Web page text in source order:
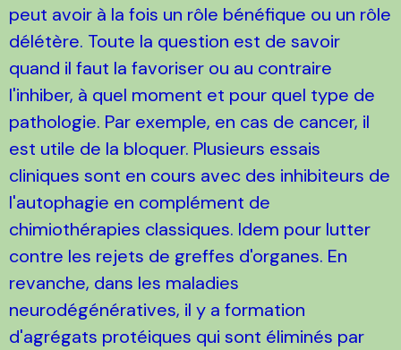
peut avoir à la fois un rôle bénéfique ou un rôle
délétère. Toute la question est de savoir
quand il faut la favoriser ou au contraire
l'inhiber, à quel moment et pour quel type de
pathologie. Par exemple, en cas de cancer, il
est utile de la bloquer. Plusieurs essais
cliniques sont en cours avec des inhibiteurs de
l'autophagie en complément de
chimiothérapies classiques. Idem pour lutter
contre les rejets de greffes d'organes. En
revanche, dans les maladies
neurodégénératives, il y a formation
d'agrégats protéiques qui sont éliminés par